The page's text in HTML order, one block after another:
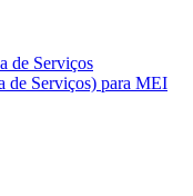
de Serviços
de Serviços) para MEI